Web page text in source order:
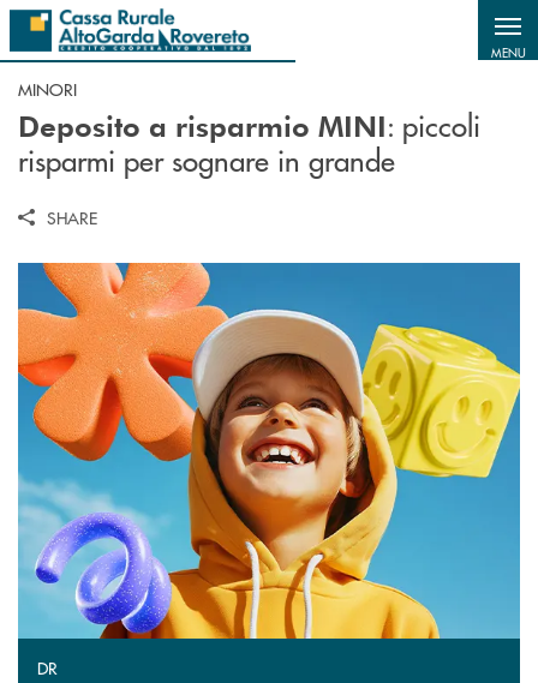
Salta al contenuto principale
MENU
MINORI
Deposito a risparmio MINI: piccoli
risparmi per sognare in grande
SHARE
DR